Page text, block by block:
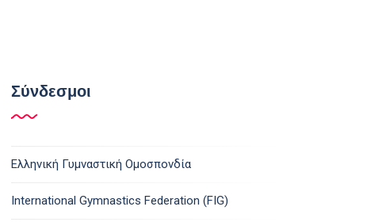
Σύνδεσμοι
Ελληνική Γυμναστική Ομοσπονδία
International Gymnastics Federation (FIG)